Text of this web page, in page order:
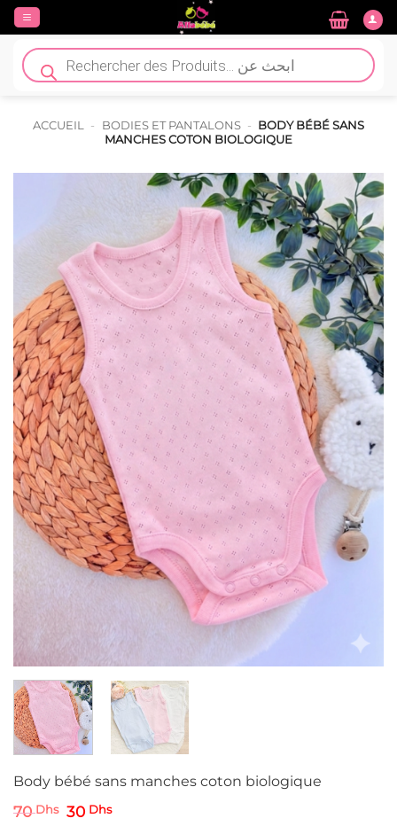
Passer
contenu
Recherche
de
produits
ACCUEIL - BODIES ET PANTALONS - BODY BÉBÉ SANS
MANCHES COTON BIOLOGIQUE
Body bébé sans manches coton biologique
70Dhs Le
30 DhsLe